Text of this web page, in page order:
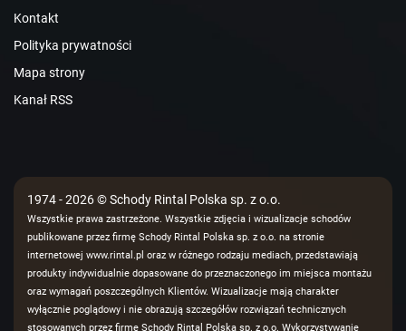
Kontakt
Polityka prywatności
Mapa strony
Kanał RSS
1974 - 2026 © Schody Rintal Polska sp. z o.o.
Wszystkie prawa zastrzeżone. Wszystkie zdjęcia i wizualizacje schodów
publikowane przez firmę Schody Rintal Polska sp. z o.o. na stronie
internetowej www.rintal.pl oraz w różnego rodzaju mediach, przedstawiają
produkty indywidualnie dopasowane do przeznaczonego im miejsca montażu
oraz wymagań poszczególnych Klientów. Wizualizacje mają charakter
wyłącznie poglądowy i nie obrazują szczegółów rozwiązań technicznych
stosowanych przez firmę Schody Rintal Polska sp. z o.o. Wykorzystywanie